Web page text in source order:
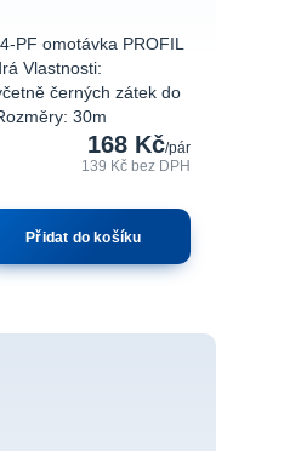
PF omotávka PROFIL
Vlastnosti:
černých zátek do
30m
168 Kč/pár
139 Kč bez DPH
Přidat do košíku